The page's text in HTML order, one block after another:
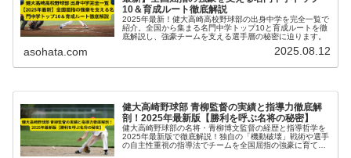
10＆育成ルート徹底解説
2025年最新！健大高崎高校野球部の出身中学を完全一覧で
紹介。全国から集まる名門中学トップ10と育成ルートを徹
底解説し、強豪チームを支える選手層の秘密に迫ります。
asohata.com 2025.08.12
健大高崎野球部 青柳監督の実績と指導力徹底解
剖！2025年最新版【勝利を呼ぶ名将の秘密】
健大高崎野球部の名将・青柳博文監督の経歴と指導哲学を
2025年最新版で徹底解説！独自の「機動破壊」戦術や選手
の自主性重視の指導法でチームを全国屈指の強豪に育てた